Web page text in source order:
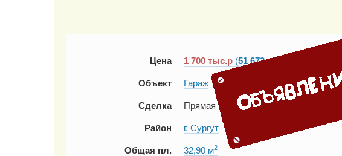
Цена 1 700 тыс.р (51 672 руб/м
Объект Гараж
Сделка Прямая продажа
Район г. Сургут
Общая пл. 32,90 м2